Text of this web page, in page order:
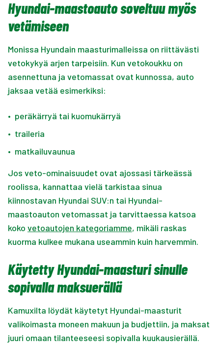
Hyundai-maastoauto soveltuu myös
vetämiseen
Monissa Hyundain maasturimalleissa on riittävästi
vetokykyä arjen tarpeisiin. Kun vetokoukku on
asennettuna ja vetomassat ovat kunnossa, auto
jaksaa vetää esimerkiksi:
• peräkärryä tai kuomukärryä
• traileria
• matkailuvaunua
Jos veto-ominaisuudet ovat ajossasi tärkeässä
roolissa, kannattaa vielä tarkistaa sinua
kiinnostavan Hyundai SUV:n tai Hyundai-
maastoauton vetomassat ja tarvittaessa katsoa
koko vetoautojen kategoriamme, mikäli raskas
kuorma kulkee mukana useammin kuin harvemmin.
Käytetty Hyundai-maasturi sinulle
sopivalla maksuerällä
Kamuxilta löydät käytetyt Hyundai-maasturit
valikoimasta moneen makuun ja budjettiin, ja maksat
juuri omaan tilanteeseesi sopivalla kuukausierällä.